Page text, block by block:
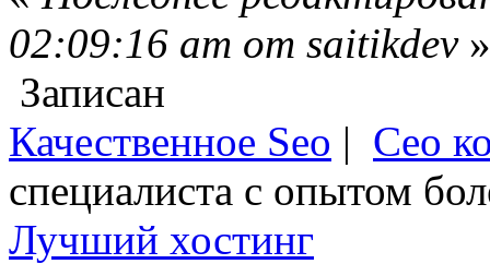
02:09:16 am от saitikdev»
Записан
Качественное Seo | Сео
специалиста с опытом
Лучший хостинг